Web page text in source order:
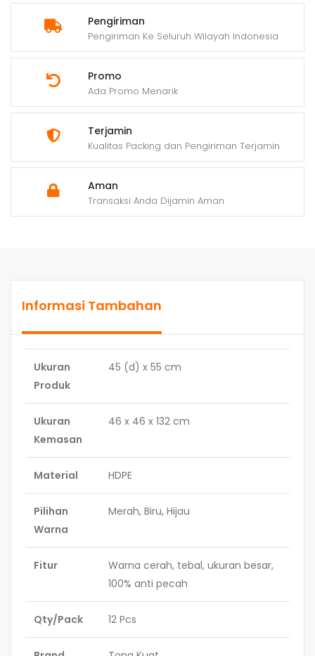
Pengiriman
Pengiriman Ke Seluruh Wilayah Indonesia
Promo
Ada Promo Menarik
Terjamin
Kualitas Packing dan Pengiriman Terjamin
Aman
Transaksi Anda Dijamin Aman
Informasi Tambahan
Ukuran
Produk
45 (d) x 55 cm
Ukuran
Kemasan
46 x 46 x 132 cm
Material HDPE
Pilihan
Warna
Merah, Biru, Hijau
Fitur
Warna cerah, tebal, ukuran besar,
100% anti pecah
Qty/Pack 12 Pcs